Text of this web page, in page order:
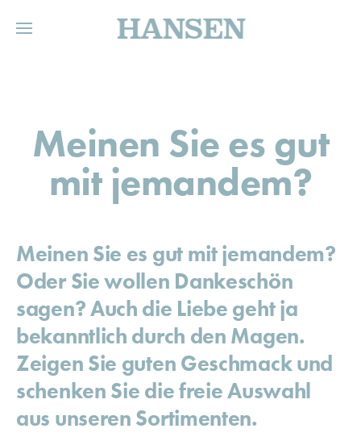
HANSEN
Meinen Sie es gut
mit jemandem?
Meinen Sie es gut mit jemandem?
Oder Sie wollen Dankeschön
sagen? Auch die Liebe geht ja
bekanntlich durch den Magen.
Zeigen Sie guten Geschmack und
schenken Sie die freie Auswahl
aus unseren Sortimenten.